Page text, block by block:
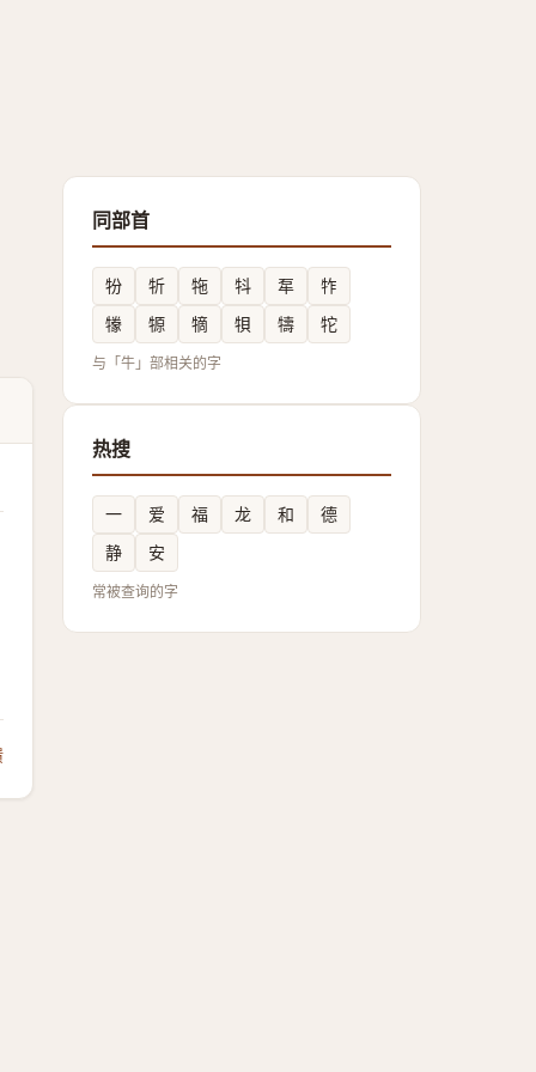
同部首
㸮 㸫 㸱 㸯 㸴
㸲
㹖
㹉 㹍 㸽 㹗 㸰
与「牛」部相关的字
热搜
一 爱 福 龙 和
德
静
安
常被查询的字